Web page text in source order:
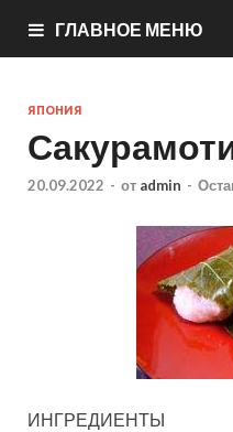
ГЛАВНОЕ МЕНЮ
ЯПОНИЯ
20.09.2022 - от admin -
ИНГРЕДИЕНТЫ